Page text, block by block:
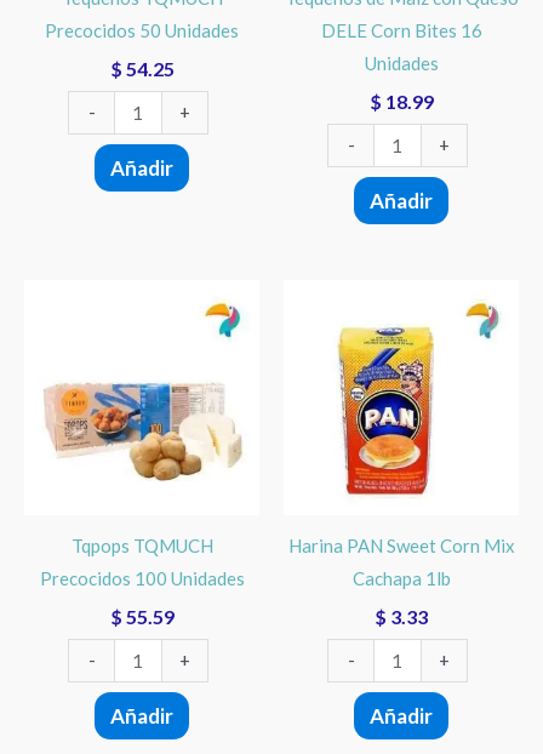
Precocidos 50 Unidades
$ 54.25
- +
Añadir
DELE Corn Bites 16
Unidades
$ 18.99
-
16
Unidades
cantidad
+
Añadir
Tqpops TQMUCH
Precocidos 100 Unidades
$ 55.59
-
100
Unidades
cantidad
+
Añadir
Harina PAN Sweet Corn Mix
Cachapa 1lb
$ 3.33
-
PAN
Sweet
Corn
Mix
Cachapa
1lb
+
Añadir